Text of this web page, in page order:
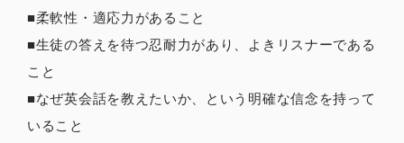
■柔軟性・適応力があること
■生徒の答えを待つ忍耐力があり、よきリスナーである
こと
■なぜ英会話を教えたいか、という明確な信念を持って
いること